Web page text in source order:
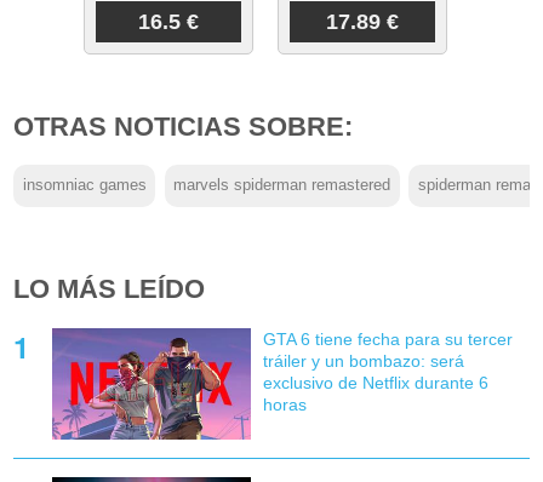
16.5 € 17.89 €
OTRAS NOTICIAS SOBRE:
insomniac games marvels spiderman remastered spiderman
LO MÁS LEÍDO
GTA 6 tiene fecha para su tercer
tráiler y un bombazo: será
exclusivo de Netflix durante 6
horas